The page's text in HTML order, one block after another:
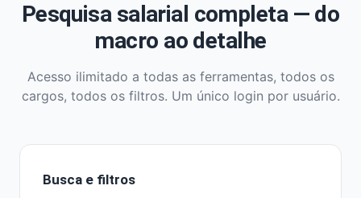
Pesquisa salarial completa — do
macro ao detalhe
Acesso ilimitado a todas as ferramentas, todos os
cargos, todos os filtros. Um único login por usuário.
Busca e filtros